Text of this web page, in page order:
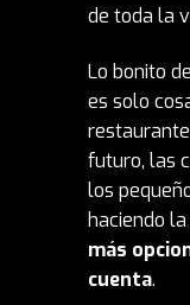
de toda la
Lo bonito
es solo
futuro, las
los
haciendo
más
cuenta.